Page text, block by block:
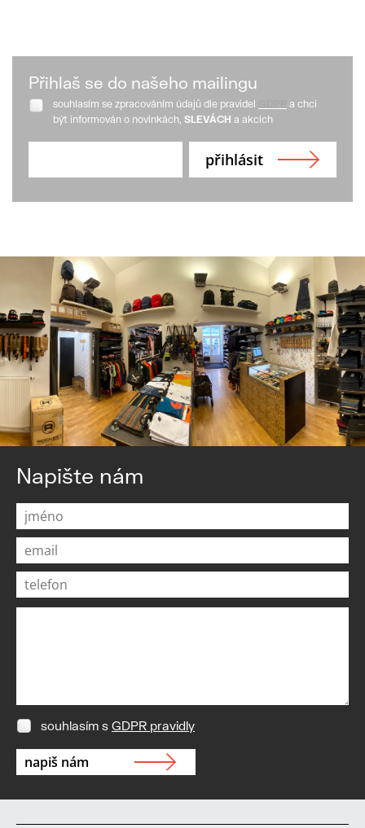
Přihlaš se do našeho mailingu
souhlasím se zpracováním údajů dle pravidel
a chci
být informován o novinkách, SLEVÁCH a akcích
Napište nám
souhlasím s GDPR pravidly